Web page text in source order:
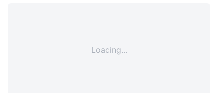
Loading...